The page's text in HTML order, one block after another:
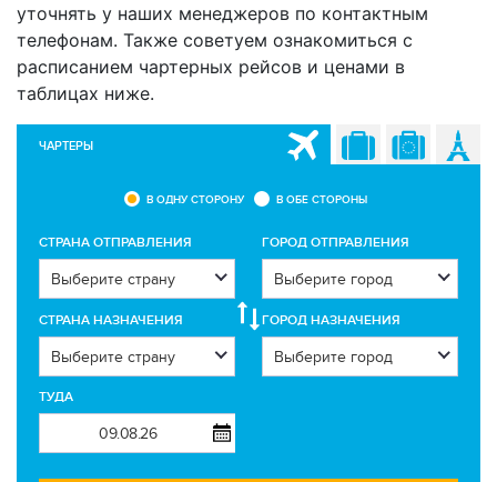
уточнять у наших менеджеров по контактным
телефонам. Также советуем ознакомиться с
расписанием чартерных рейсов и ценами в
таблицах ниже.
ЧАРТЕРЫ
В ОДНУ СТОРОНУ В ОБЕ СТОРОНЫ
CТРАНА ОТПРАВЛЕНИЯ ГОРОД ОТПРАВЛЕНИЯ
СТРАНА НАЗНАЧЕНИЯ ГОРОД НАЗНАЧЕНИЯ
ТУДА